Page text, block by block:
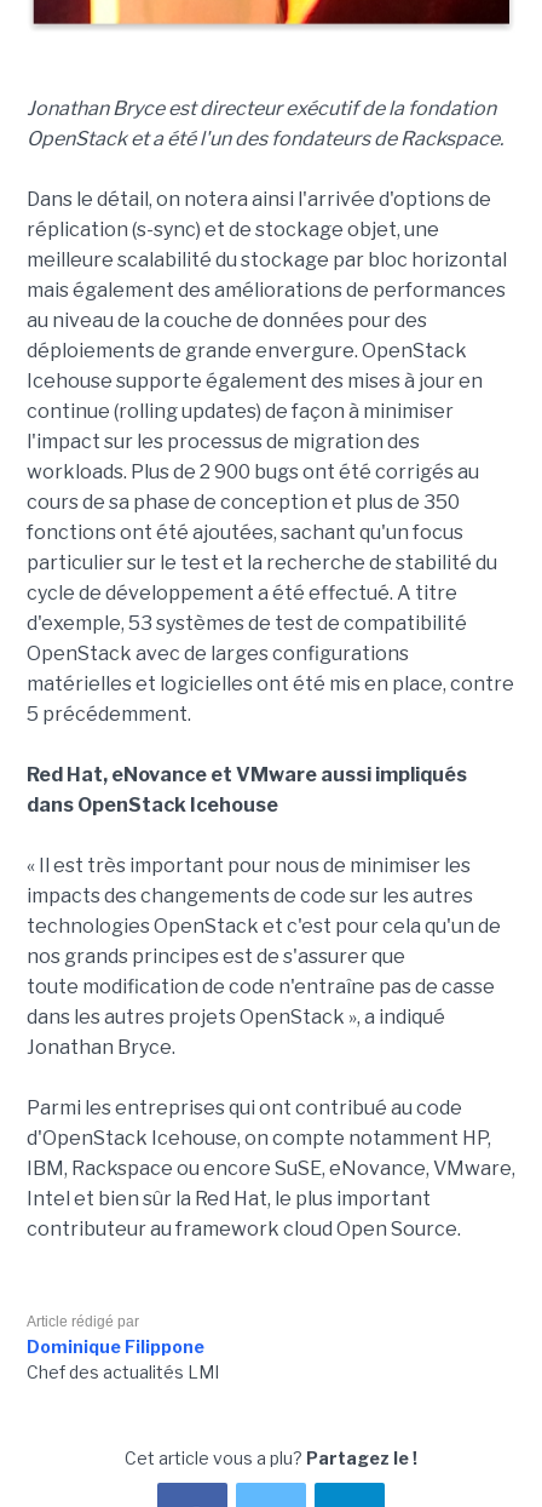
Jonathan Bryce est directeur exécutif de la fondation
OpenStack et a été l'un des fondateurs de Rackspace.
Dans le détail, on notera ainsi l'arrivée d'options de
réplication (s-sync) et de stockage objet, une
meilleure scalabilité du stockage par bloc horizontal
mais également des améliorations de performances
au niveau de la couche de données pour des
déploiements de grande envergure. OpenStack
Icehouse supporte également des mises à jour en
continue (rolling updates) de façon à minimiser
l'impact sur les processus de migration des
workloads. Plus de 2 900 bugs ont été corrigés au
cours de sa phase de conception et plus de 350
fonctions ont été ajoutées, sachant qu'un focus
particulier sur le test et la recherche de stabilité du
cycle de développement a été effectué. A titre
d'exemple, 53 systèmes de test de compatibilité
OpenStack avec de larges configurations
matérielles et logicielles ont été mis en place, contre
5 précédemment.
Red Hat, eNovance et VMware aussi impliqués
dans OpenStack Icehouse
« Il est très important pour nous de minimiser les
impacts des changements de code sur les autres
technologies OpenStack et c'est pour cela qu'un de
nos grands principes est de s'assurer que
toute modification de code n'entraîne pas de casse
dans les autres projets OpenStack », a indiqué
Jonathan Bryce.
Parmi les entreprises qui ont contribué au code
d'OpenStack Icehouse, on compte notamment HP,
IBM, Rackspace ou encore SuSE, eNovance, VMware,
Intel et bien sûr la Red Hat, le plus important
contributeur au framework cloud Open Source.
Article rédigé par
Dominique Filippone
Chef des actualités LMI
Cet article vous a plu? Partagez le !